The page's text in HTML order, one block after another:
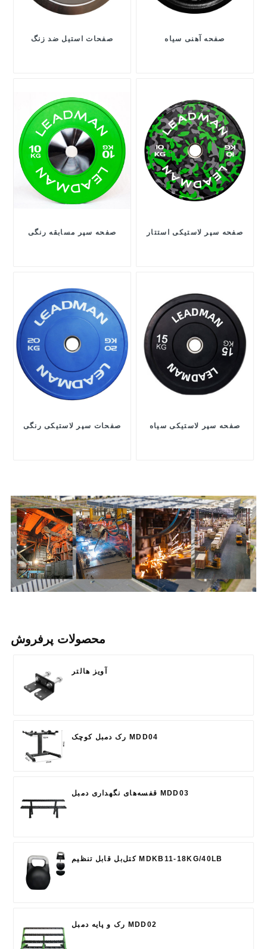
صفحات استیل ضد زنگ صفحه آهنی سیاه
صفحه سپر مسابقه رنگی صفحه سپر لاستیکی استتار
صفحات سپر لاستیکی رنگی صفحه سپر لاستیکی سیاه
محصولات پرفروش
آویز هالتر
رک دمبل کوچک MDD04
قفسه‌های نگهداری دمبل MDD03
کتل‌بل قابل تنظیم MDKB11-18KG/40LB
رک و پایه دمبل MDD02